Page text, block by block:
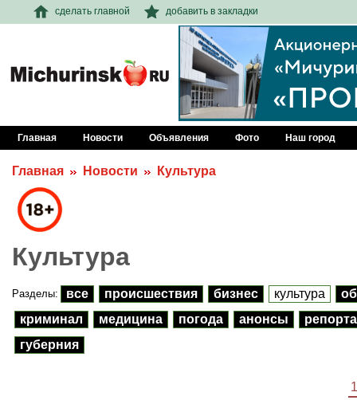
сделать главной добавить в закладки
Главная Новости Объявления Фото Наш город
Главная Новости Культура
Культура
Разделы: все происшествия бизнес культура
криминал
медицина погода анонсы
губерния
1